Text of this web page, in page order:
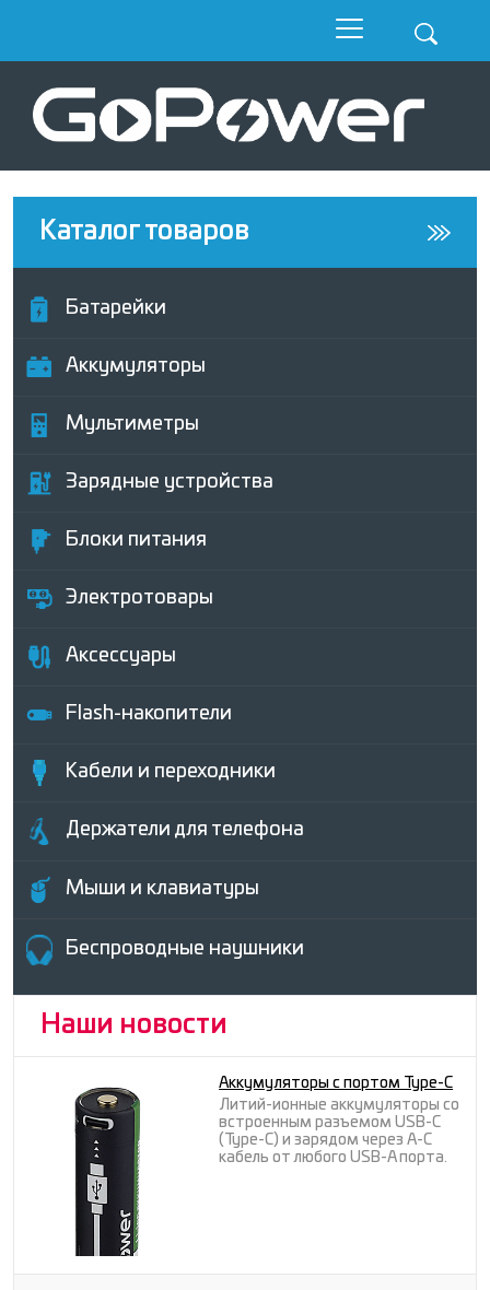
Каталог товаров
Батарейки
Аккумуляторы
Мультиметры
Зарядные устройства
Блоки питания
Электротовары
Аксессуары
Flash-накопители
Кабели и переходники
Держатели для телефона
Мыши и клавиатуры
Беcпроводные наушники
Наши новости
Аккумуляторы с портом Type-C
Литий-ионные аккумуляторы со
встроенным разъемом USB-C
(Type-C) и зарядом через A-C
кабель от любого USB-A порта.